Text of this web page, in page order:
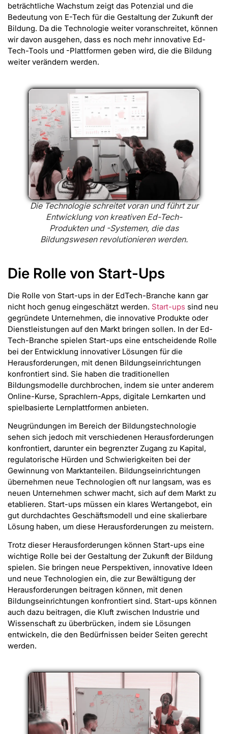
beträchtliche Wachstum zeigt das Potenzial und die
Bedeutung von E-Tech für die Gestaltung der Zukunft der
Bildung. Da die Technologie weiter voranschreitet, können
wir davon ausgehen, dass es noch mehr innovative Ed-
Tech-Tools und -Plattformen geben wird, die die Bildung
weiter verändern werden.
Die Technologie schreitet voran und führt zur
Entwicklung von kreativen Ed-Tech-
Produkten und -Systemen, die das
Bildungswesen revolutionieren werden.
Die Rolle von Start-Ups
Die Rolle von Start-ups in der EdTech-Branche kann gar
nicht hoch genug eingeschätzt werden. Start-ups sind neu
gegründete Unternehmen, die innovative Produkte oder
Dienstleistungen auf den Markt bringen sollen. In der Ed-
Tech-Branche spielen Start-ups eine entscheidende Rolle
bei der Entwicklung innovativer Lösungen für die
Herausforderungen, mit denen Bildungseinrichtungen
konfrontiert sind. Sie haben die traditionellen
Bildungsmodelle durchbrochen, indem sie unter anderem
Online-Kurse, Sprachlern-Apps, digitale Lernkarten und
spielbasierte Lernplattformen anbieten.
Neugründungen im Bereich der Bildungstechnologie
sehen sich jedoch mit verschiedenen Herausforderungen
konfrontiert, darunter ein begrenzter Zugang zu Kapital,
regulatorische Hürden und Schwierigkeiten bei der
Gewinnung von Marktanteilen. Bildungseinrichtungen
übernehmen neue Technologien oft nur langsam, was es
neuen Unternehmen schwer macht, sich auf dem Markt zu
etablieren. Start-ups müssen ein klares Wertangebot, ein
gut durchdachtes Geschäftsmodell und eine skalierbare
Lösung haben, um diese Herausforderungen zu meistern.
Trotz dieser Herausforderungen können Start-ups eine
wichtige Rolle bei der Gestaltung der Zukunft der Bildung
spielen. Sie bringen neue Perspektiven, innovative Ideen
und neue Technologien ein, die zur Bewältigung der
Herausforderungen beitragen können, mit denen
Bildungseinrichtungen konfrontiert sind. Start-ups können
auch dazu beitragen, die Kluft zwischen Industrie und
Wissenschaft zu überbrücken, indem sie Lösungen
entwickeln, die den Bedürfnissen beider Seiten gerecht
werden.